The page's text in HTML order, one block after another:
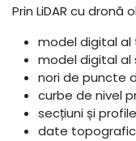
Prin LiDAR cu dronă
model digital al
model digital al
nori de puncte
curbe de nivel
secțiuni și
date